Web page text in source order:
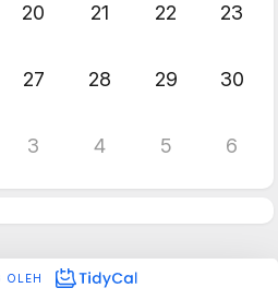
20 21 22 23
27 28 29 30
3 4 5 6
OLEH